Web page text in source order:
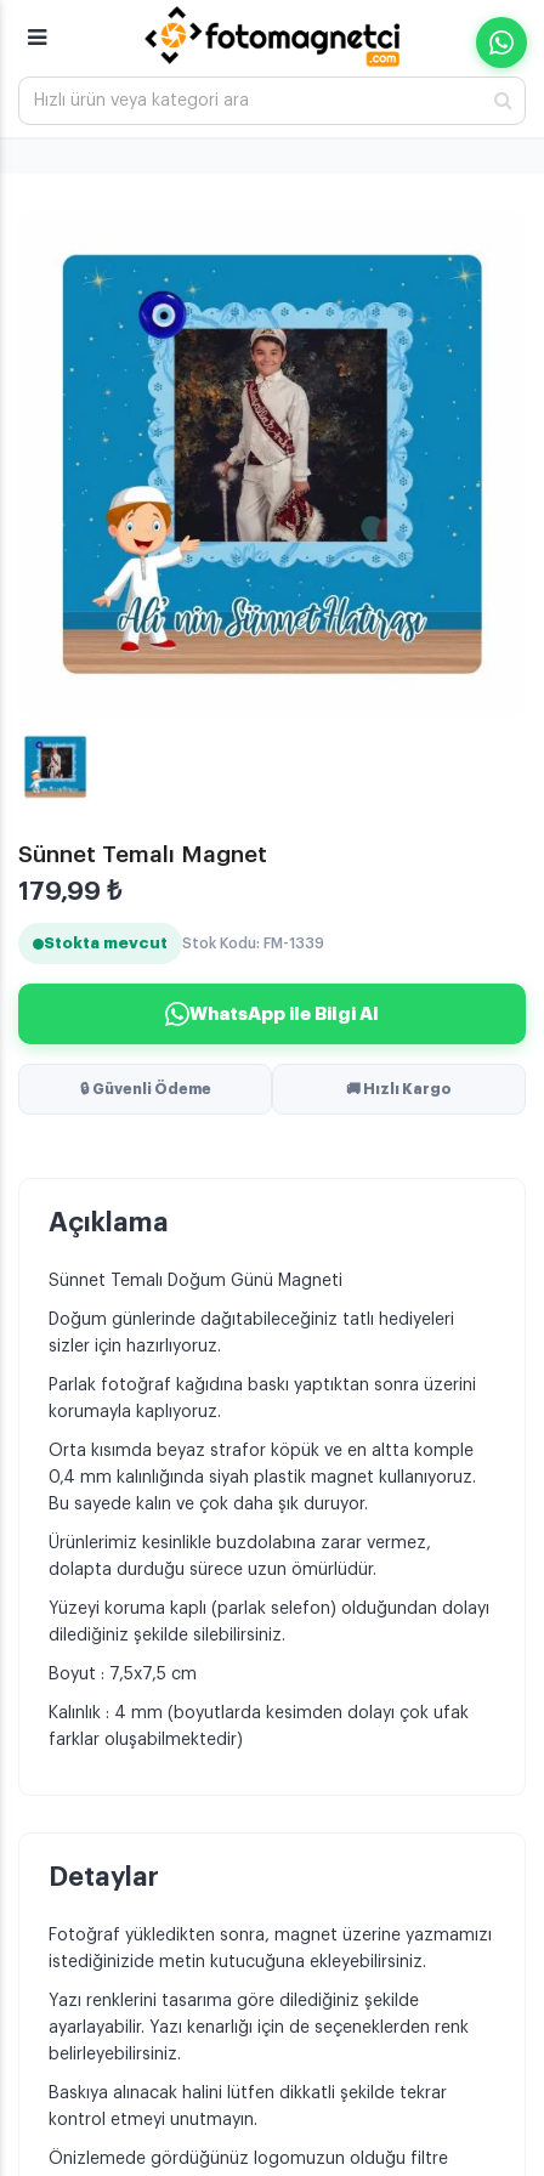
Sünnet Temalı Magnet
179,99 ₺
Stokta mevcut Stok Kodu: FM-1339
WhatsApp ile Bilgi Al
🔒 Güvenli Ödeme 🚚 Hızlı Kargo
Açıklama
Sünnet Temalı Doğum Günü Magneti
Doğum günlerinde dağıtabileceğiniz tatlı hediyeleri
sizler için hazırlıyoruz.
Parlak fotoğraf kağıdına baskı yaptıktan sonra üzerini
korumayla kaplıyoruz.
Orta kısımda beyaz strafor köpük ve en altta komple
0,4 mm kalınlığında siyah plastik magnet kullanıyoruz.
Bu sayede kalın ve çok daha şık duruyor.
Ürünlerimiz kesinlikle buzdolabına zarar vermez,
dolapta durduğu sürece uzun ömürlüdür.
Yüzeyi koruma kaplı (parlak selefon) olduğundan dolayı
dilediğiniz şekilde silebilirsiniz.
Boyut : 7,5x7,5 cm
Kalınlık : 4 mm (boyutlarda kesimden dolayı çok ufak
farklar oluşabilmektedir)
Detaylar
Fotoğraf yükledikten sonra, magnet üzerine yazmamızı
istediğinizide metin kutucuğuna ekleyebilirsiniz.
Yazı renklerini tasarıma göre dilediğiniz şekilde
ayarlayabilir. Yazı kenarlığı için de seçeneklerden renk
belirleyebilirsiniz.
Baskıya alınacak halini lütfen dikkatli şekilde tekrar
kontrol etmeyi unutmayın.
Önizlemede gördüğünüz logomuzun olduğu filtre